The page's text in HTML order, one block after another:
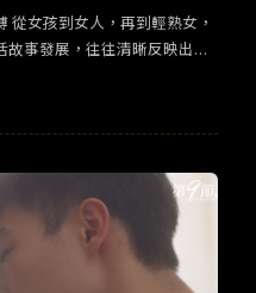
事發展，往往清晰反映出從2
與世代的隔閡與變化，總能
情勾起了許多都市女子心底的
中的三個女人，有獨自打拼
的媽媽／妻子，還有忍受著